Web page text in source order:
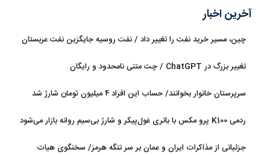
آخرین اخبار
چین، مسیر خرید نفت را تغییر داد / نفت روسیه جایگزین نفت عربستان
تغییر بزرگ در ChatGPT / چت متنی نامحدود و رایگان
سرپرستان خانوار بخوانند/ حساب این افراد ۴ میلیون تومان شارژ شد
ردمی K100 پرو مکس با باتری غول‌پیکر و شارژ بی‌سیم روانه بازار می‌شود
جزئیاتی از مذاکرات ایران و عمان بر سر تنگه هرمز/ سخنگوی هیات